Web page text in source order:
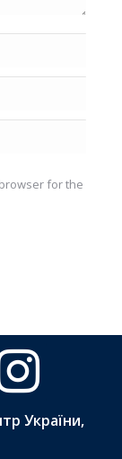
for the
України,